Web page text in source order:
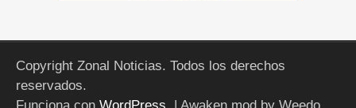
Copyright Zonal Noticias. Todos los derechos
reservados.